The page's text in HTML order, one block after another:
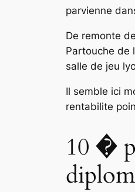
parvienne
De remonte
Partouche de
salle de jeu
Il semble ici
rentabilite
10 �